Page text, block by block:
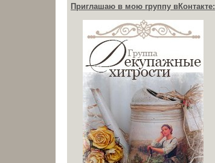
Приглашаю в мою группу вКонтакте: